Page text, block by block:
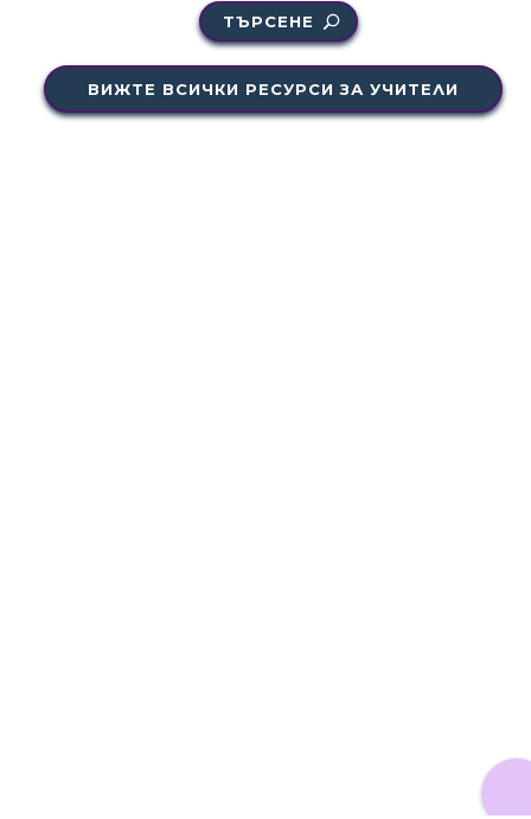
ТЪРСЕНЕ
ВИЖТЕ ВСИЧКИ РЕСУРСИ ЗА УЧИТЕЛИ